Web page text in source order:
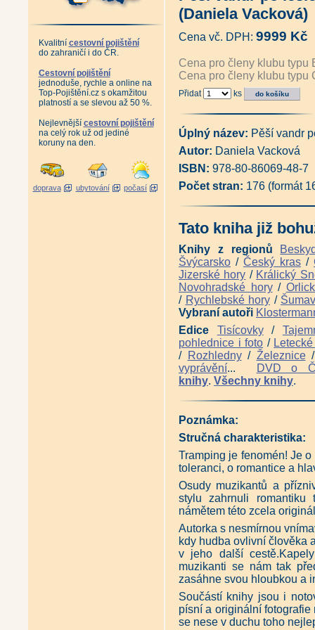
Kvalitní cestovní pojištění
do zahraničí i do ČR.
Cestovní pojištění
jednoduše, rychle a online na
Top-Pojištění.cz s okamžitou
platností a se slevou až 50 %.
Nejlevnější cestovní pojištění
na celý rok už od jediné
koruny na den.
doprava ubytování počasí
Zánik pražského ghetta
Plánování Prahy - Historie
Velká Praha Drobnovhledy
Pražští skalníci, kameníci a
Řemesla v pořádku (Martina
Pražská okénka (Stanislava
Antikvatiát - Město jménem
Praha za císaře pána (Pavel
Praha lucemburská v
Vyšehrad, tisíciletá sága
Antikvariát - Vyšehrad,
Antikvariát - Královský
Jan Fridrich z Valdštejna (Jiří
Nejkrásnější fotografie Prahy
Antikvariát - Stará Praha
Antikariát - Staropražští
Botič v hlavní roli (Pavlína
Kamenný most v Praze
Antikvariát - Archeologie na
Klárov I. Klarův ústav (Petr
Dlabačov a nymburský rod
Zaniklé Podskalí - Vory a
Pražské veduty 18. století
Antikvariát - Pražské
Antikvariát - Zahrady
Antikvariát - Průvodce -
Antikvariát - Pražské paláce
Antikvariát - Dějiny Prahy v
Antikvariát - Velká kniha o
Velká kniha o Národním
Historická budova Národního
Kronika královské Prahy a
Kronika královské Prahy a
Kronika královské Prahy a
O Vinohradech kdysi
Břevnov - ve stínu kláštera,
Holešovice-Bubny - v objetí
Karlín - nejstarší předměstí
Libeň - zmizelý svět (Jan
Smíchov - město za
Strašnice - zahrada Prahy,
Vinohrady - dobrá čtvrť pro
Žižkov - svéráz pavlačí a
Antikvariát - Smíchov sobě -
Muzeum města Prahy na
Antikvariát - Kniha o Praze 10
Praha 10 křížem krážem
Slavné stavby Prahy 10 (Petr
Osobnosti a památky Prahy
Praha 10 známá neznámá
(Daniela Vacková)
Cena vč. DPH: 9999 Kč
Cena pro členy klubu typu
Cena pro členy klubu typu
Přidat ks
Úplný název: Pěší vandr
Autor: Daniela Vacková
ISBN: 978-80-86069-48-7
Počet stran: 176 (formát
Tato kniha již
Knihy z regionů
Švýcarsko / Český kras /
Jizerské hory / Králický
Novohradské hory/
/ Rychlebské hory /
Vybraní autoři
Edice Tisícovky/
pohlednice i foto /
/ Rozhledny/ Železnice
vyprávění...
DVD o
knihy. Všechny knihy.
Poznámka:
Stručná charakteristika:
Tramping je fenomén! Je
toleranci, o romantice a
Osudy muzikantů a
stylu zahrnuli
námětem této zcela
Autorka s nesmírnou
kdy hudba ovlivní člověka
v jeho další
muzikanti se nám tak
zasáhne svou hloubkou a
Součástí knihy jsou i
písní a originální fotografie
se nese v duchu toho